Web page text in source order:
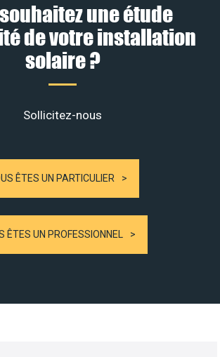
une étude
de votre installation
solaire ?
Sollicitez-nous
ÊTES UN PARTICULIER
ÊTES UN PROFESSIONNEL